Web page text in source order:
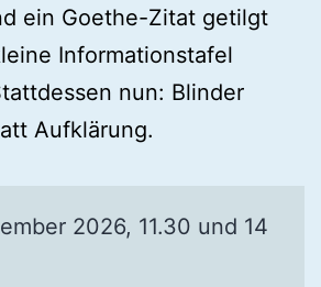
ein Goethe-Zitat getilgt
Informationstafel
nun: Blinder
Aufklärung.
2026, 11.30 und 14